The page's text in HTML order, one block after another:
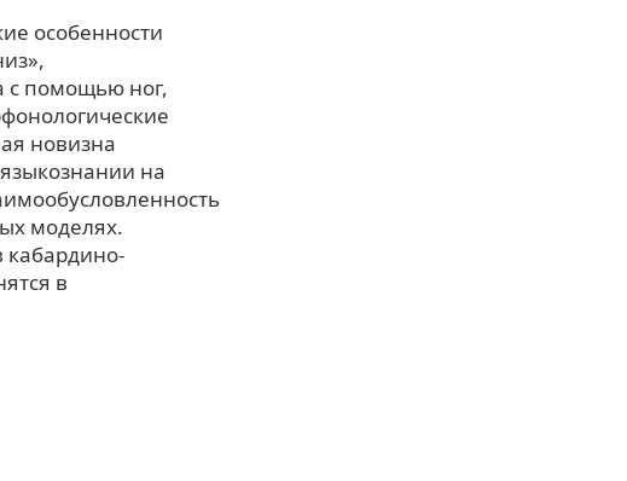
особенности
с помощью ног,
новизна
на
моделях.
кабардино-
в